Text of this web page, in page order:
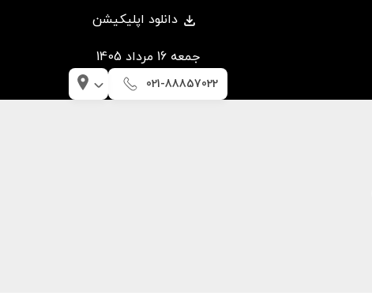
دانلود اپلیکیشن
جمعه 16 مرداد 1405
021-88857022